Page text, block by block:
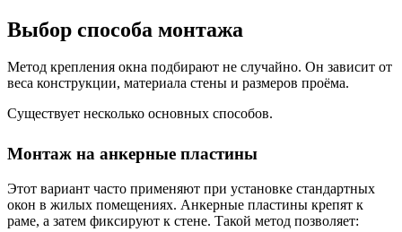
Выбор способа монтажа
Метод крепления окна подбирают не случайно. Он зависит от
веса конструкции, материала стены и размеров проёма.
Существует несколько основных способов.
Монтаж на анкерные пластины
Этот вариант часто применяют при установке стандартных
окон в жилых помещениях. Анкерные пластины крепят к
раме, а затем фиксируют к стене. Такой метод позволяет: